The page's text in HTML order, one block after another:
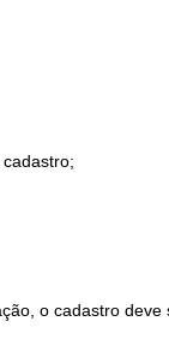
o cadastro